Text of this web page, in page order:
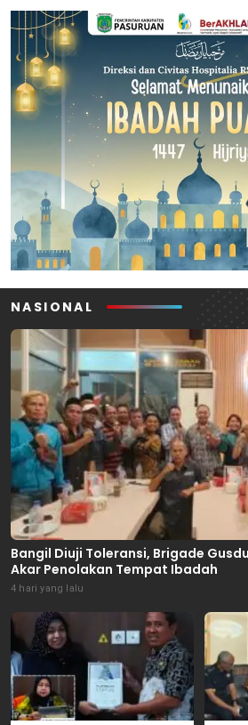
NASIONAL
Bangil Diuji Toleransi, Brigade
Akar Penolakan Tempat Ibadah
4 hari yang lalu